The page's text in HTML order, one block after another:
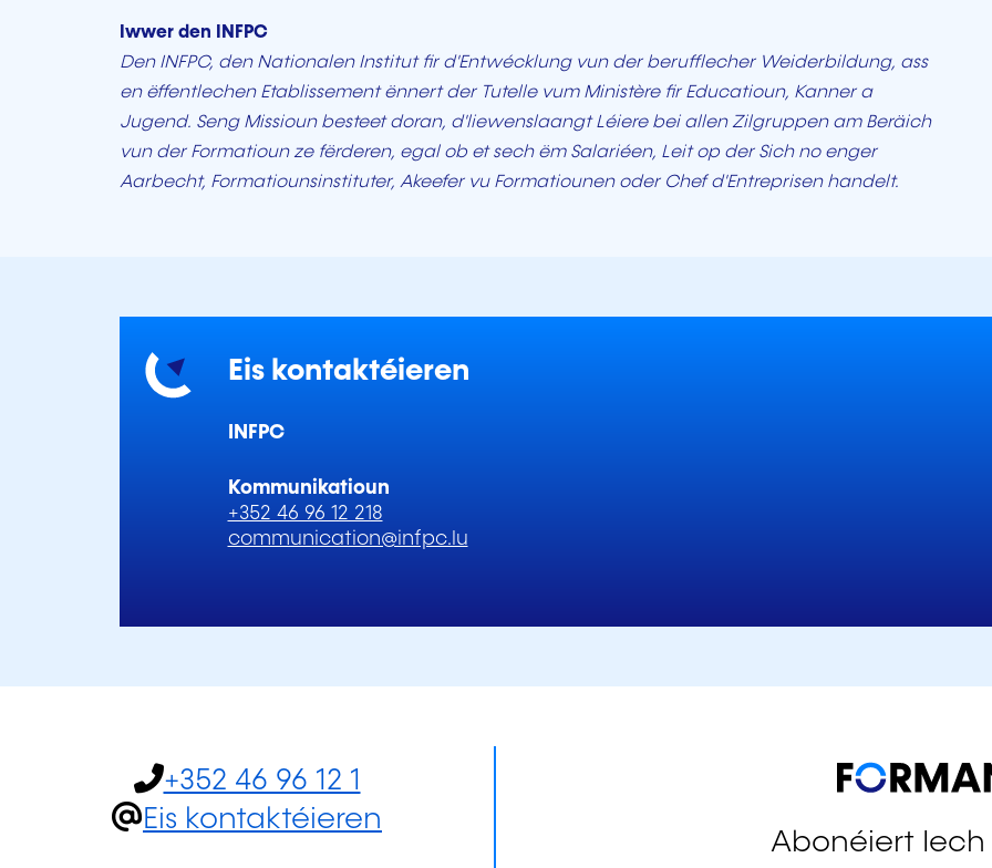
Iwwer den INFPC
Den INFPC, den Nationalen Institut fir d'Entwécklung vun der berufflecher Weiderbildung, ass
en ëffentlechen Etablissement ënnert der Tutelle vum Ministère fir Educatioun, Kanner a
Jugend. Seng Missioun besteet doran, d'liewenslaangt Léiere bei allen Zilgruppen am Beräich
vun der Formatioun ze fërderen, egal ob et sech ëm Salariéen, Leit op der Sich no enger
Aarbecht, Formatiounsinstituter, Akeefer vu Formatiounen oder Chef d'Entreprisen handelt.
Eis kontaktéieren
INFPC
Kommunikatioun
+352 46 96 12 218
communication@infpc.lu
+352 46 96 12 1
Eis kontaktéieren
Abonéiert Iech